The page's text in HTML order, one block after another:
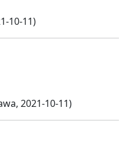
10-11)
2021-10-11)